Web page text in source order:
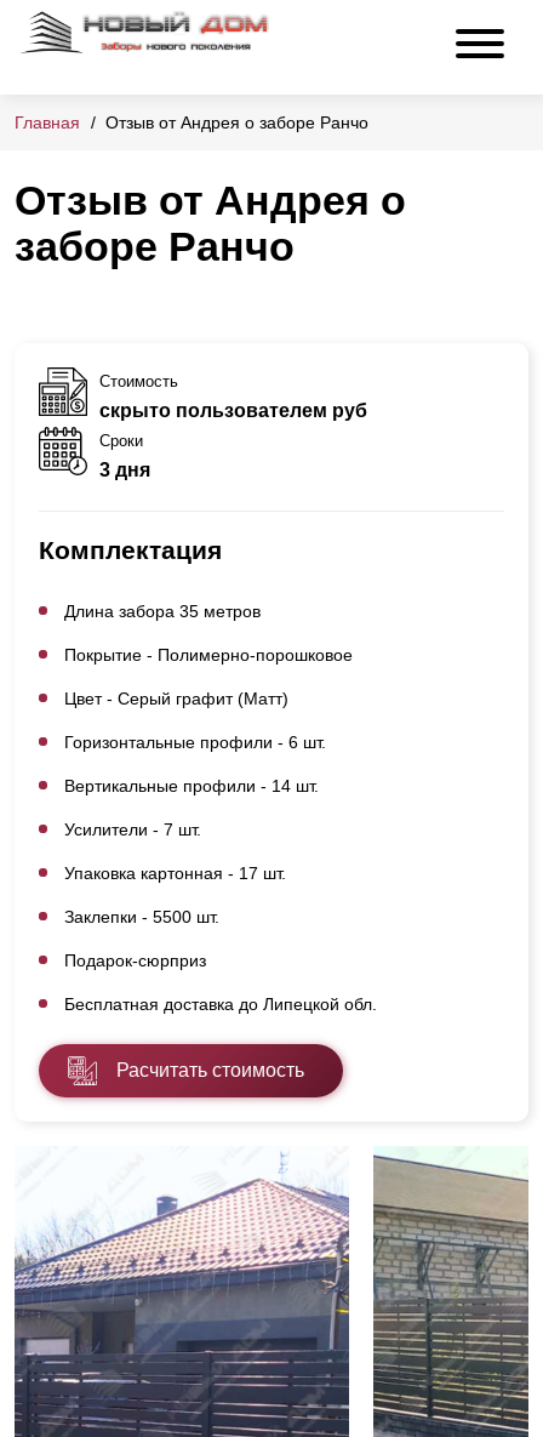
Главная Отзыв от Андрея о заборе Ранчо
Отзыв от Андрея о
заборе Ранчо
Стоимость
скрыто пользователем руб
Сроки
3 дня
Комплектация
Длина забора 35 метров
Покрытие - Полимерно-порошковое
Цвет - Серый графит (Матт)
Горизонтальные профили - 6 шт.
Вертикальные профили - 14 шт.
Усилители - 7 шт.
Упаковка картонная - 17 шт.
Заклепки - 5500 шт.
Подарок-сюрприз
Бесплатная доставка до Липецкой обл.
Расчитать стоимость